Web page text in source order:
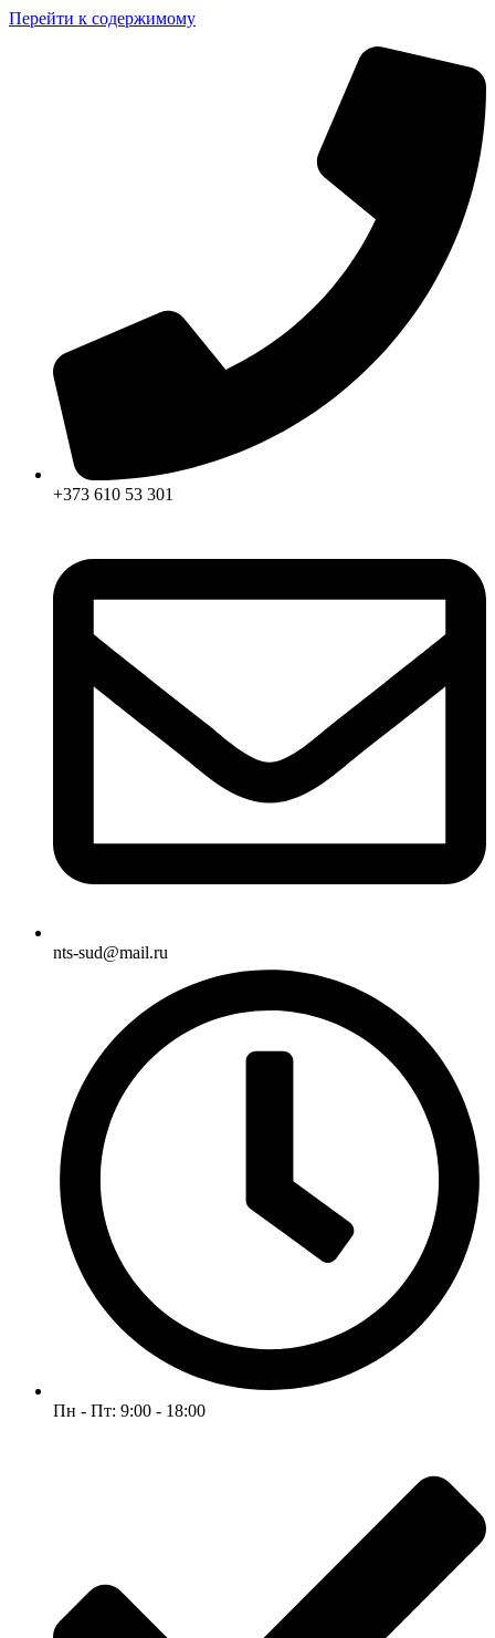
Перейти к содержимому
+373 610 53 301
nts-sud@mail.ru
Пн - Пт: 9:00 - 18:00